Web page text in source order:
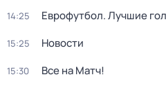
14:25 Еврофутбол. Лучшие
15:25 Новости
15:30 Все на Матч!